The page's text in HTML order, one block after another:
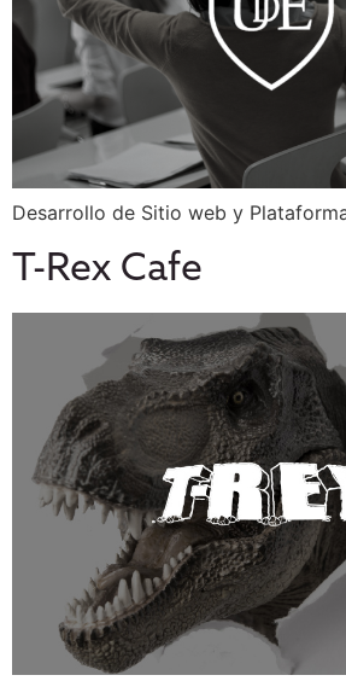
Desarrollo de Sitio web y
T-Rex Cafe